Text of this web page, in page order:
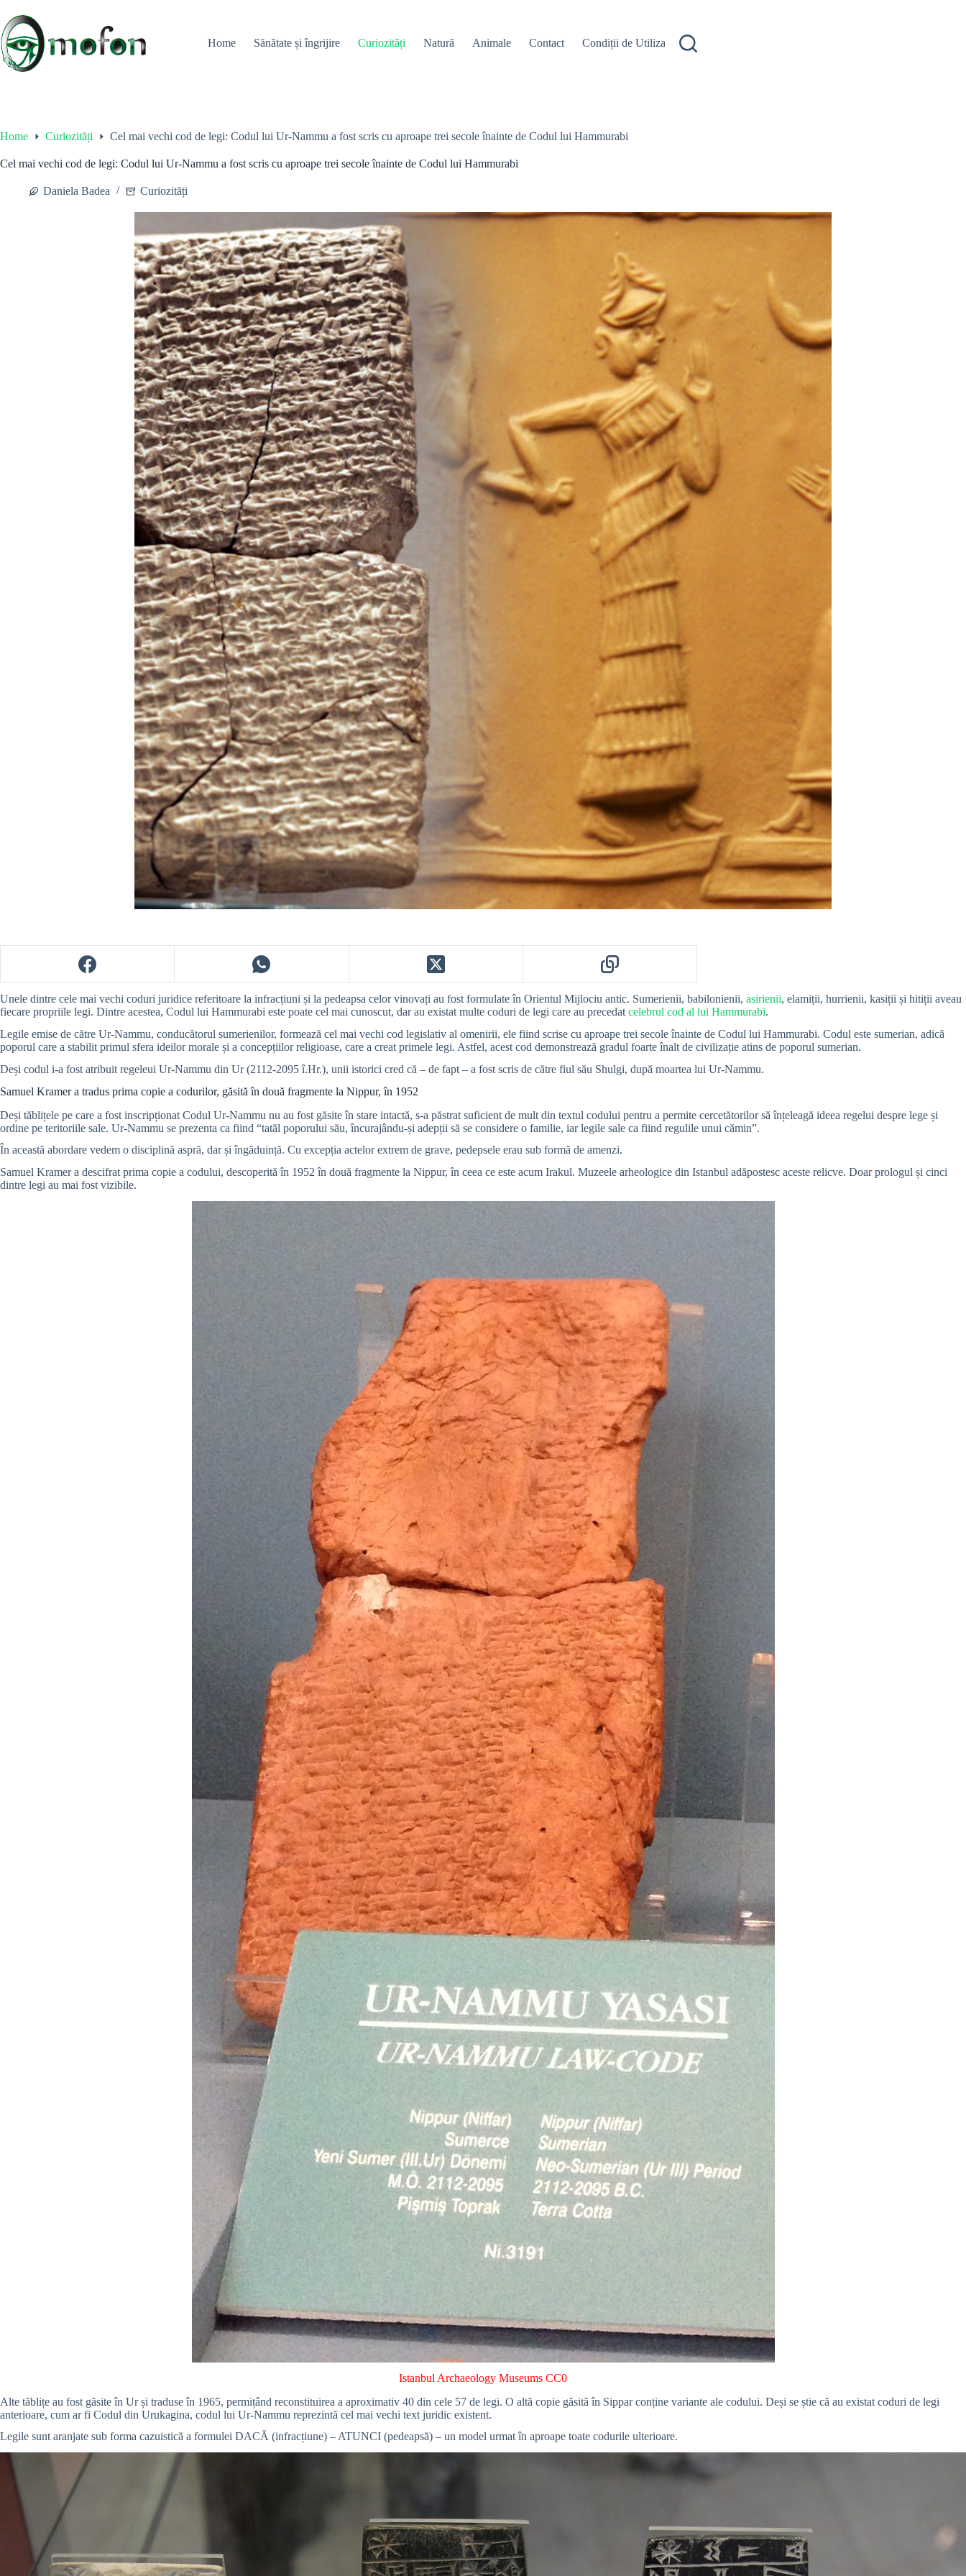
content
Home
Sănătate și îngrijire Curiozități Natură Animale Contact Condiții de Utilizare
Home Curiozități Cel mai vechi cod de legi: Codul lui Ur-Nammu a fost scris cu aproape trei secole înainte de Codul lui Hammurabi
Cel mai vechi cod de legi: Codul lui Ur-Nammu a fost scris cu aproape trei secole înainte de Codul lui Hammurabi
Daniela Badea Curiozități
Unele dintre cele mai vechi coduri juridice referitoare la infracțiuni și la pedeapsa celor vinovați au fost formulate în Orientul Mijlociu antic. Sumerienii, babilonienii, asirienii, elamiții, hurrienii, kasiții și hitiții aveau
fiecare propriile legi. Dintre acestea, Codul lui Hammurabi este poate cel mai cunoscut, dar au existat multe coduri de legi care au precedat celebrul cod al lui Hammurabi.
Legile emise de către Ur-Nammu, conducătorul sumerienilor, formează cel mai vechi cod legislativ al omenirii, ele fiind scrise cu aproape trei secole înainte de Codul lui Hammurabi. Codul este sumerian, adică
poporul care a stabilit primul sfera ideilor morale și a concepțiilor religioase, care a creat primele legi. Astfel, acest cod demonstrează gradul foarte înalt de civilizație atins de poporul sumerian.
Deși codul i-a fost atribuit regeleui Ur-Nammu din Ur (2112-2095 î.Hr.), unii istorici cred că – de fapt – a fost scris de către fiul său Shulgi, după moartea lui Ur-Nammu.
Samuel Kramer a tradus prima copie a codurilor, găsită în două fragmente la Nippur, în 1952
Deși tăblițele pe care a fost inscripționat Codul Ur-Nammu nu au fost găsite în stare intactă, s-a păstrat suficient de mult din textul codului pentru a permite cercetătorilor să înțeleagă ideea regelui despre lege și
ordine pe teritoriile sale. Ur-Nammu se prezenta ca fiind “tatăl poporului său, încurajându-și adepții să se considere o familie, iar legile sale ca fiind regulile unui cămin”.
În această abordare vedem o disciplină aspră, dar și îngăduință. Cu excepția actelor extrem de grave, pedepsele erau sub formă de amenzi.
Samuel Kramer a descifrat prima copie a codului, descoperită în 1952 în două fragmente la Nippur, în ceea ce este acum Irakul. Muzeele arheologice din Istanbul adăpostesc aceste relicve. Doar prologul și cinci
dintre legi au mai fost vizibile.
Istanbul Archaeology Museums CC0
Alte tăblițe au fost găsite în Ur și traduse în 1965, permițând reconstituirea a aproximativ 40 din cele 57 de legi. O altă copie găsită în Sippar conține variante ale codului. Deși se știe că au existat coduri de legi
anterioare, cum ar fi Codul din Urukagina, codul lui Ur-Nammu reprezintă cel mai vechi text juridic existent.
Legile sunt aranjate sub forma cazuistică a formulei DACĂ (infracțiune) – ATUNCI (pedeapsă) – un model urmat în aproape toate codurile ulterioare.